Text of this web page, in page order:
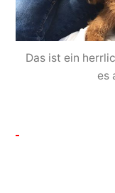
Das ist ein
es